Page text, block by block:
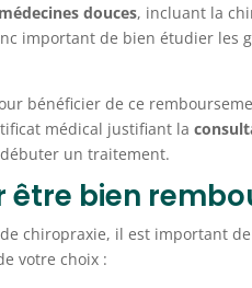
médecines douces, incluant la
important de bien étudier les
bénéficier de ce
médical justifiant la
un traitement.
bien
chiropraxie, il est important
votre choix :